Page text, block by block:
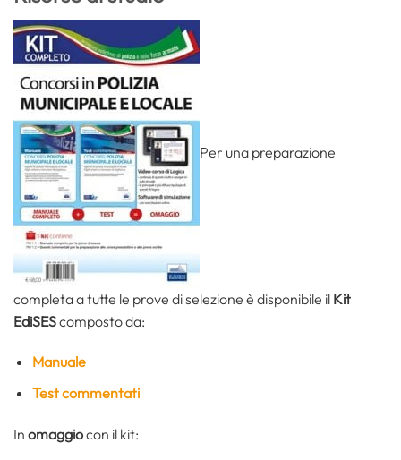
Per una preparazione
completa a tutte le prove di selezione è disponibile il Kit
EdiSEScomposto da:
Manuale
Test commentati
In omaggiocon il kit: